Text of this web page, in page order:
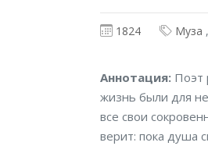
1824 Муза
Аннотация: Поэт
жизнь были для
все свои
верит: пока душа